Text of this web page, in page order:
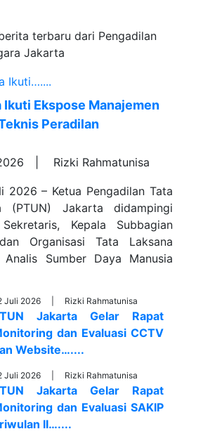
terbaru dari Pengadilan
Jakarta
Ikuti Ekspose Manajemen
Peradilan
2026 | Rizki Rahmatunisa
2026 – Ketua Pengadilan Tata
(PTUN) Jakarta didampingi
Kepala Subbagian
Organisasi Tata Laksana
Sumber Daya Manusia
Juli 2026 | Rizki Rahmatunisa
Jakarta Gelar Rapat
dan Evaluasi CCTV
Website…....
Juli 2026 | Rizki Rahmatunisa
Jakarta Gelar Rapat
dan Evaluasi SAKIP
II…....